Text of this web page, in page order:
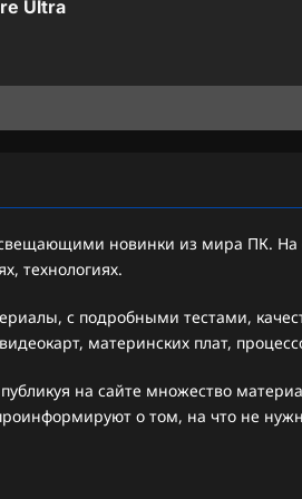
Ultra
новинки из мира ПК.
технологиях.
с подробными тестами,
материнских плат,
на сайте множество
о том, на что не